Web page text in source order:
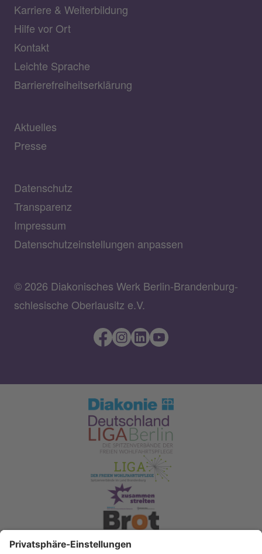
Karriere & Weiterbildung
Hilfe vor Ort
Kontakt
Leichte Sprache
Barrierefreiheitserklärung
Aktuelles
Presse
Datenschutz
Transparenz
Impressum
Datenschutzeinstellungen anpassen
© 2026 Diakonisches Werk Berlin-Brandenburg-
schlesische Oberlausitz e.V.